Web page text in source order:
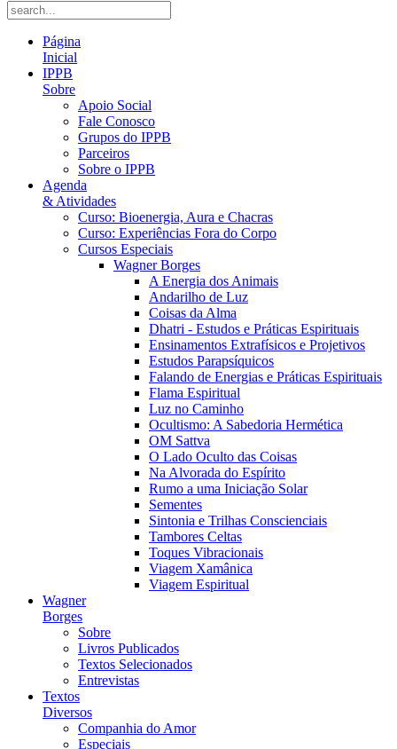
Página
Inicial
IPPB
Sobre
Apoio Social
Fale Conosco
Grupos do IPPB
Parceiros
Sobre o IPPB
Agenda
& Atividades
Curso: Bioenergia, Aura e Chacras
Curso: Experiências Fora do Corpo
Cursos Especiais
Wagner Borges
A Energia dos Animais
Andarilho de Luz
Coisas da Alma
Dhatri - Estudos e Práticas Espirituais
Ensinamentos Extrafísicos e Projetivos
Estudos Parapsíquicos
Falando de Energias e Práticas Espirituais
Flama Espiritual
Luz no Caminho
Ocultismo: A Sabedoria Hermética
OM Sattva
O Lado Oculto das Coisas
Na Alvorada do Espírito
Rumo a uma Iniciação Solar
Sementes
Sintonia e Trilhas Conscienciais
Tambores Celtas
Toques Vibracionais
Viagem Xamânica
Viagem Espiritual
Wagner
Borges
Sobre
Livros Publicados
Textos Selecionados
Entrevistas
Textos
Diversos
Companhia do Amor
Especiais